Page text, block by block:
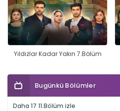
Yıldızlar Kadar Yakın 7.Bölüm
Bugünkü Bölümler
Daha 17 11.Bölüm izle